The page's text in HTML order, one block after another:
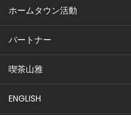
ホームタウン活動
パートナー
喫茶山雅
ENGLISH